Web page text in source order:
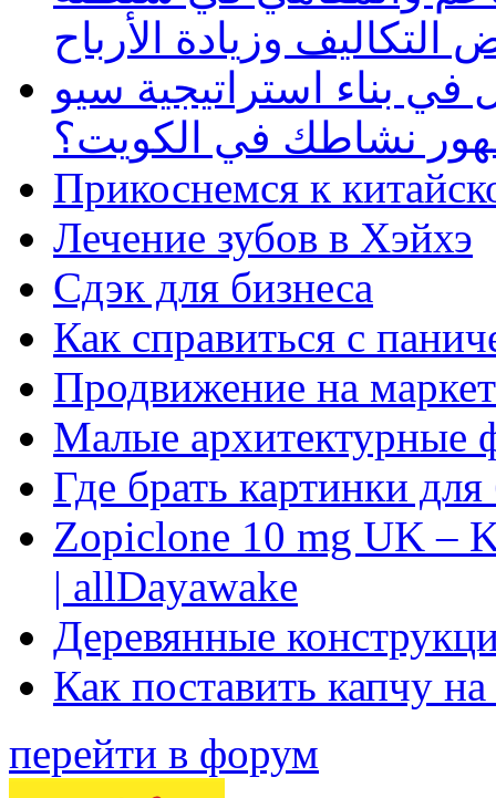
وزيادة الأرباح
بناء استراتيجية سيو
نشاطك في الكويت؟
Прикоснемся к
Лечение зубов в Хэйхэ
Сдэк для бизнеса
Как справиться с
Продвижение на
Малые архитектурные
Где брать картинки
Zopiclone 10 mg UK –
| allDayawake
Деревянные
Как поставить капчу
перейти в форум